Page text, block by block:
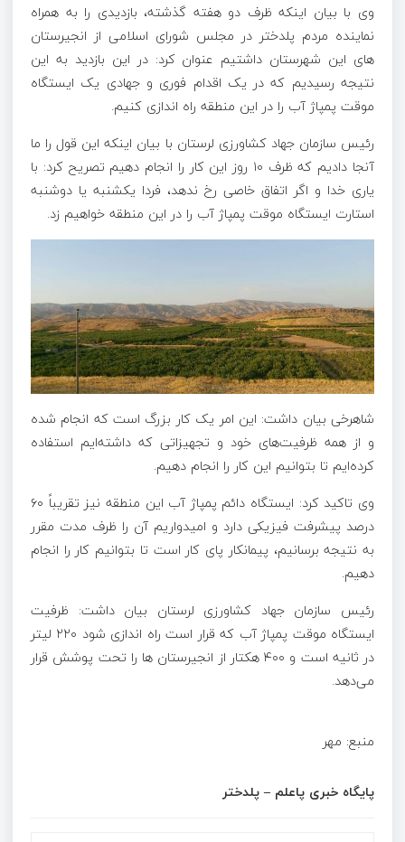
وی با بیان اینکه ظرف دو هفته گذشته، بازدیدی را به همراه
نماینده مردم پلدختر در مجلس شورای اسلامی از انجیرستان
های این شهرستان داشتیم عنوان کرد: در این بازدید به این
نتیجه رسیدیم که در یک اقدام فوری و جهادی یک ایستگاه
موقت پمپاژ آب را در این منطقه راه اندازی کنیم.
رئیس سازمان جهاد کشاورزی لرستان با بیان اینکه این قول را ما
آنجا دادیم که ظرف ۱۰ روز این کار را انجام دهیم تصریح کرد: با
یاری خدا و اگر اتفاق خاصی رخ ندهد، فردا یکشنبه یا دوشنبه
استارت ایستگاه موقت پمپاژ آب را در این منطقه خواهیم زد.
شاهرخی بیان داشت: این امر یک کار بزرگ است که انجام شده
و از همه ظرفیت‌های خود و تجهیزاتی که داشته‌ایم استفاده
کرده‌ایم تا بتوانیم این کار را انجام دهیم.
وی تاکید کرد: ایستگاه دائم پمپاژ آب این منطقه نیز تقریباً ۶۰
درصد پیشرفت فیزیکی دارد و امیدواریم آن را ظرف مدت مقرر
به نتیجه برسانیم، پیمانکار پای کار است تا بتوانیم کار را انجام
دهیم.
رئیس سازمان جهاد کشاورزی لرستان بیان داشت: ظرفیت
ایستگاه موقت پمپاژ آب که قرار است راه اندازی شود ۲۲۰ لیتر
در ثانیه است و ۴۰۰ هکتار از
انجیرستان ها را تحت پوشش قرار
می‌دهد.
منبع: مهر
پایگاه خبری پاعلم – پلدختر